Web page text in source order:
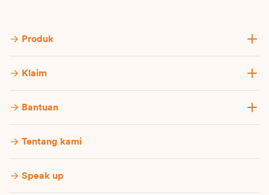
Produk
Klaim
Bantuan
Tentang kami
Speak up